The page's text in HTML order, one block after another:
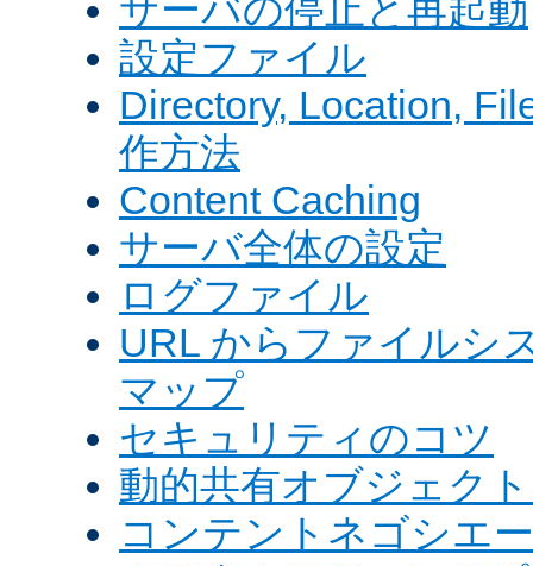
サーバの停止と再起動
設定ファイル
Directory, Location,
作方法
Content Caching
サーバ全体の設定
ログファイル
URL からファイルシ
マップ
セキュリティのコツ
動的共有オブジェク
コンテントネゴシエ